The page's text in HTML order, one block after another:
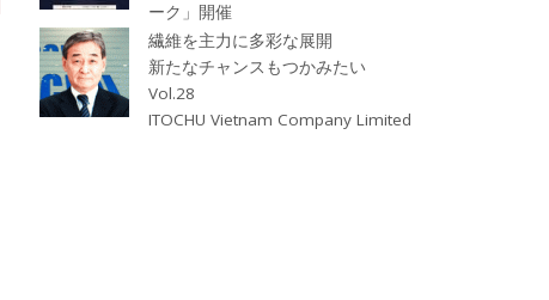
ーク」開催
繊維を主力に多彩な展開
新たなチャンスもつかみたい
Vol.28
ITOCHU Vietnam Company Limited